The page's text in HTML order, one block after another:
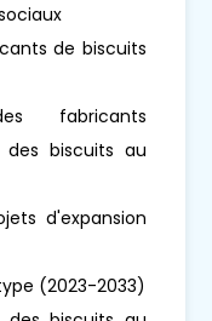
de biscuits
fabricants
biscuits au
d'expansion
(2023-2033)